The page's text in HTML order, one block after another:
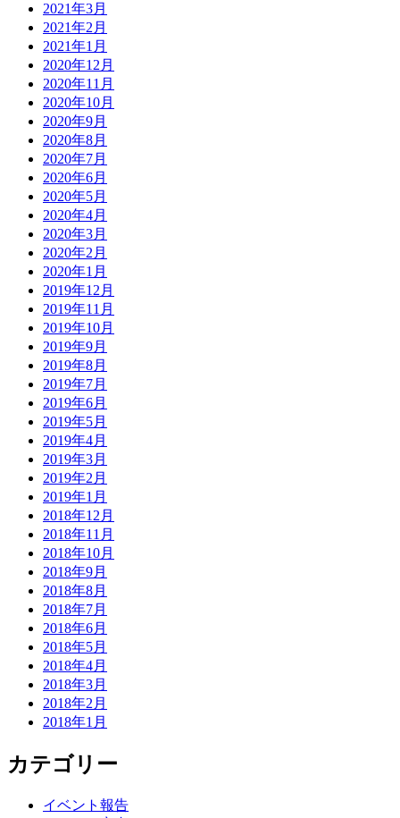
2021年3月
2021年2月
2021年1月
2020年12月
2020年11月
2020年10月
2020年9月
2020年8月
2020年7月
2020年6月
2020年5月
2020年4月
2020年3月
2020年2月
2020年1月
2019年12月
2019年11月
2019年10月
2019年9月
2019年8月
2019年7月
2019年6月
2019年5月
2019年4月
2019年3月
2019年2月
2019年1月
2018年12月
2018年11月
2018年10月
2018年9月
2018年8月
2018年7月
2018年6月
2018年5月
2018年4月
2018年3月
2018年2月
2018年1月
カテゴリー
イベント報告